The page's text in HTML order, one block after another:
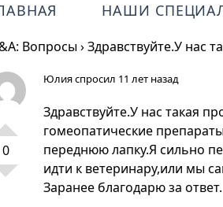
НАШИ
Вопросы›Здравствуйте.У нас
0
Юлияспросил 11 лет назад
Здравствуйте.У нас такая
гомеопатические
переднюю лапку.Я сильно
идти к ветеринару,или мы
Заранее благодарю за ответ.